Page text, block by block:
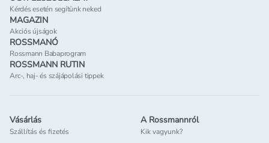
Kérdés esetén segítünk neked
MAGAZIN
Akciós újságok
ROSSMANÓ
Rossmann Babaprogram
ROSSMANN RUTIN
Arc-, haj- és szájápolási tippek
Vásárlás
Szállítás és fizetés
A Rossmannról
Kik vagyunk?